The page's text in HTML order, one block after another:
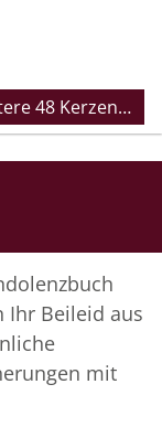
48 Kerzen…
Ihr Beileid aus
mit